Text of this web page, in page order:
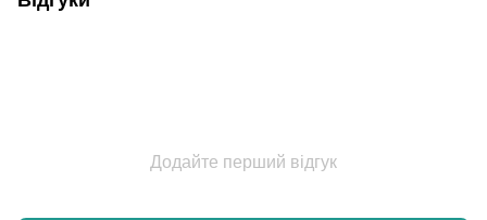
Додайте перший відгук